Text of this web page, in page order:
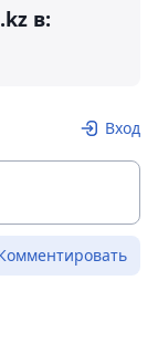
в:
Вход